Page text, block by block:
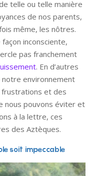
telle ou telle manière
de nos parents,
même, les nôtres.
inconsciente,
pas franchement
. En d’autres
environnement
frustrations et des
nous pouvons éviter et
à la lettre, ces
des Aztèques.
soit impeccable